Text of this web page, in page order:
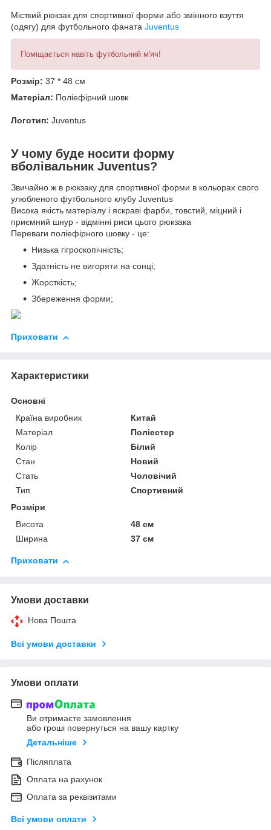
Місткий рюкзак для спортивної форми або змінного взуття
(одягу) для футбольного фаната Juventus
Поміщається навіть футбольний м'яч!
Розмір: 37 * 48 см
Матеріал: Поліефірний шовк
Логотип: Juventus
У чому буде носити форму
вболівальник Juventus?
Звичайно ж в рюкзаку для спортивної форми в кольорах свого
улюбленого футбольного клубу Juventus
Висока якість матеріалу і яскраві фарби, товстий, міцний і
приємний шнур - відмінні риси цього рюкзака
Переваги поліефірного шовку - це:
Низька гігроскопічність;
Здатність не вигоряти на сонці;
Жорсткість;
Збереження форми;
Приховати
Характеристики
Основні
Країна виробник
Китай
Матеріал
Поліестер
Колір
Білий
Стан
Новий
Стать
Чоловічий
Тип
Спортивний
Розміри
Висота
48 см
Ширина
37 см
Приховати
Умови доставки
Нова Пошта
Всі умови доставки
Умови оплати
Ви отримаєте замовлення
або гроші повернуться на вашу картку
Детальніше
Післяплата
Оплата на рахунок
Оплата за реквізитами
Всі умови оплати